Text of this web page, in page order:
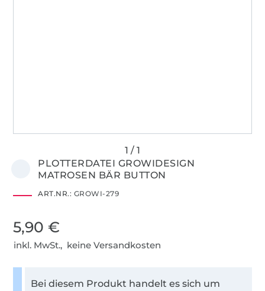
PLOTTERDATEI GROWIDESIGN
MATROSEN BÄR BUTTON
ART.NR.: GROWI-279
5,90 €
inkl. MwSt., keine Versandkosten
Bei diesem Produkt handelt es sich um